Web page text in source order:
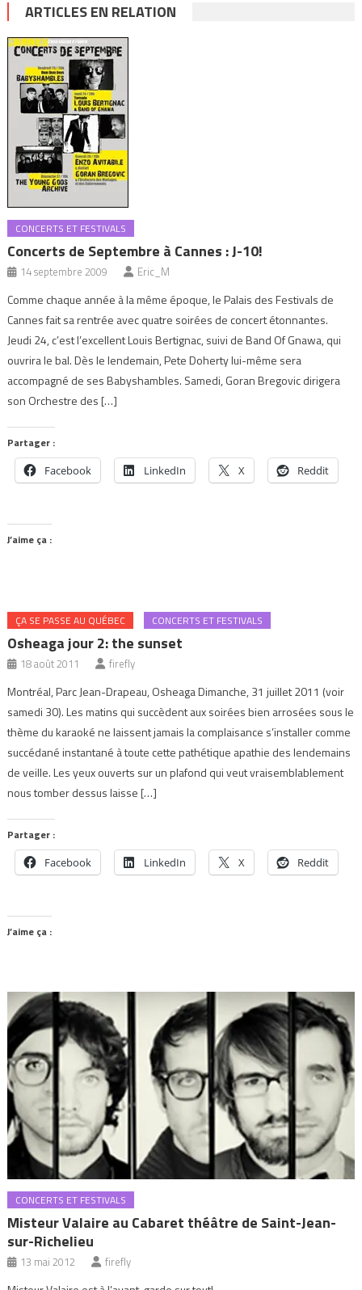
ARTICLES EN RELATION
CONCERTS ET FESTIVALS
Concerts de Septembre à Cannes : J-10!
14 septembre 2009 Eric_M
Comme chaque année à la même époque, le Palais des Festivals de
Cannes fait sa rentrée avec quatre soirées de concert étonnantes.
Jeudi 24, c’est l’excellent Louis Bertignac, suivi de Band Of Gnawa, qui
ouvrira le bal. Dès le lendemain, Pete Doherty lui-même sera
accompagné de ses Babyshambles. Samedi, Goran Bregovic dirigera
son Orchestre des […]
Partager :
Facebook LinkedIn X Reddit
J’aime ça :
ÇA SE PASSE AU QUÉBEC CONCERTS ET FESTIVALS
Osheaga jour 2: the sunset
18 août 2011 firefly
Montréal, Parc Jean-Drapeau, Osheaga Dimanche, 31 juillet 2011 (voir
samedi 30). Les matins qui succèdent aux soirées bien arrosées sous le
thème du karaoké ne laissent jamais la complaisance s’installer comme
succédané instantané à toute cette pathétique apathie des lendemains
de veille. Les yeux ouverts sur un plafond qui veut vraisemblablement
nous tomber dessus laisse […]
Partager :
Facebook LinkedIn X Reddit
J’aime ça :
CONCERTS ET FESTIVALS
Misteur Valaire au Cabaret théâtre de Saint-Jean-
sur-Richelieu
13 mai 2012 firefly